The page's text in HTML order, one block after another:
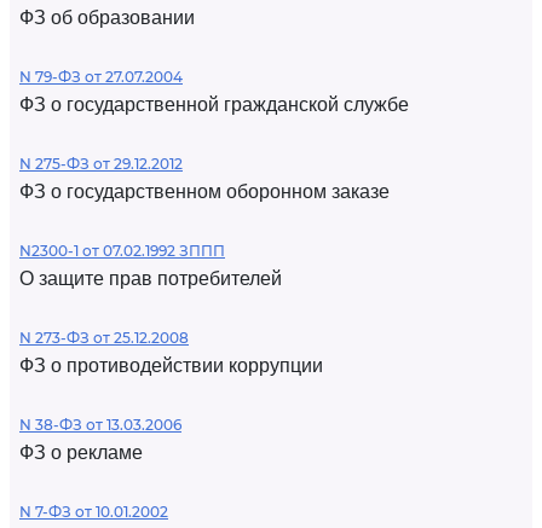
ФЗ об образовании
N 79-ФЗ от 27.07.2004
ФЗ о государственной гражданской службе
N 275-ФЗ от 29.12.2012
ФЗ о государственном оборонном заказе
N2300-1 от 07.02.1992 ЗППП
О защите прав потребителей
N 273-ФЗ от 25.12.2008
ФЗ о противодействии коррупции
N 38-ФЗ от 13.03.2006
ФЗ о рекламе
N 7-ФЗ от 10.01.2002